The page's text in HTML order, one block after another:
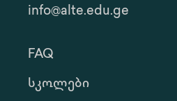
info@alte.edu.ge
FAQ
Სკოლები